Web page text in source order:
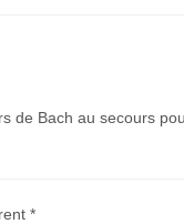
de Bach au secours
*